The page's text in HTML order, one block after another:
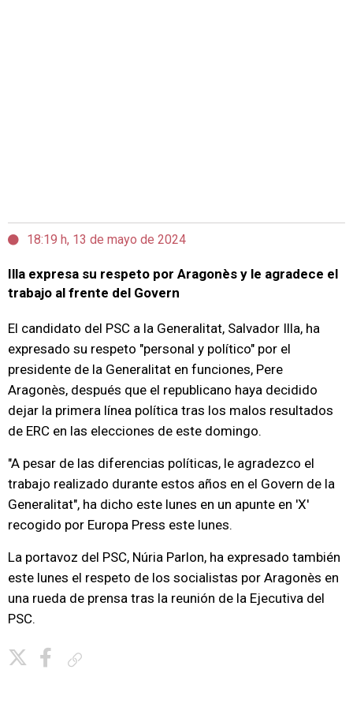
18:19 h, 13 de mayo de 2024
Illa expresa su respeto por Aragonès y le agradece el
trabajo al frente del Govern
El candidato del PSC a la Generalitat, Salvador Illa, ha
expresado su respeto "personal y político" por el
presidente de la Generalitat en funciones, Pere
Aragonès, después que el republicano haya decidido
dejar la primera línea política tras los malos resultados
de ERC en las elecciones de este domingo.
"A pesar de las diferencias políticas, le agradezco el
trabajo realizado durante estos años en el Govern de la
Generalitat", ha dicho este lunes en un apunte en 'X'
recogido por Europa Press este lunes.
La portavoz del PSC, Núria Parlon, ha expresado también
este lunes el respeto de los socialistas por Aragonès en
una rueda de prensa tras la reunión de la Ejecutiva del
PSC.